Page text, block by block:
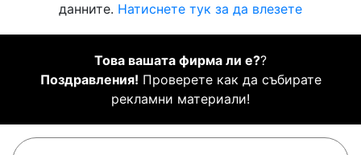
данните. Натиснете тук за да влезете
Това вашата фирма ли е??
Поздравления! Проверете как да събирате
рекламни материали!